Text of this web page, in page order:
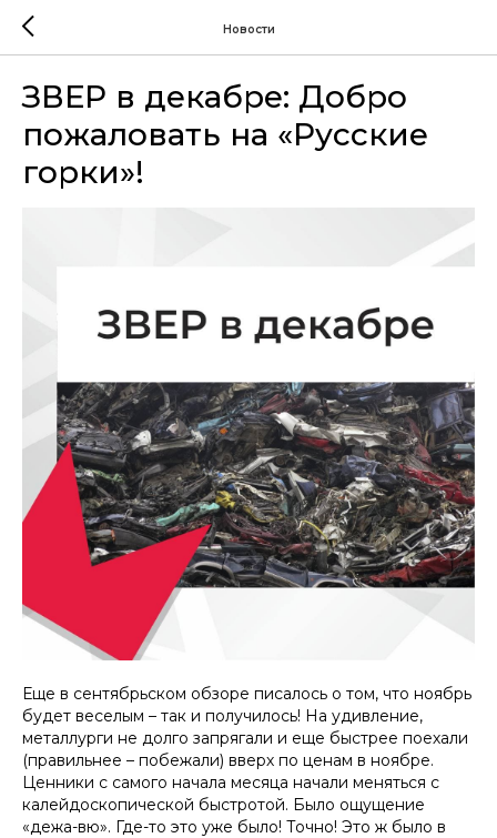
Новости
ЗВЕР в декабре: Добро
пожаловать на «Русские
горки»!
Еще в сентябрьском обзоре писалось о том, что ноябрь
будет веселым – так и получилось! На удивление,
металлурги не долго запрягали и еще быстрее поехали
(правильнее – побежали) вверх по ценам в ноябре.
Ценники с самого начала месяца начали меняться с
калейдоскопической быстротой. Было ощущение
«дежа-вю». Где-то это уже было! Точно! Это ж было в